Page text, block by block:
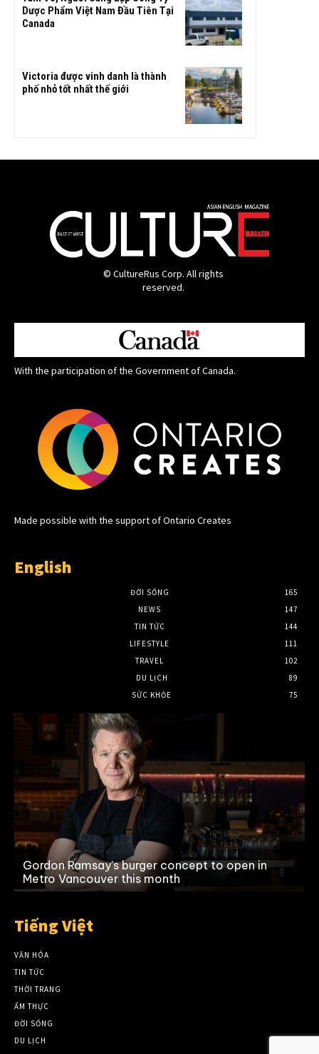
Dược Phẩm Việt Nam Đầu Tiên Tại
Canada
Victoria được vinh danh là thành
phố nhỏ tốt nhất thế giới
© CultureRus Corp. All rights
reserved.
With the participation of the Government of Canada.
Made possible with the support of Ontario Creates
English
ĐỜI SỐNG
165
NEWS
147
TIN TỨC
144
LIFESTYLE
111
TRAVEL
102
DU LỊCH
89
SỨC KHỎE
75
Gordon Ramsay’s burger concept to open in
Metro Vancouver this month
Tiếng Việt
VĂN HÓA
TIN TỨC
THỜI TRANG
ẨM THỰC
ĐỜI SỐNG
DU LỊCH